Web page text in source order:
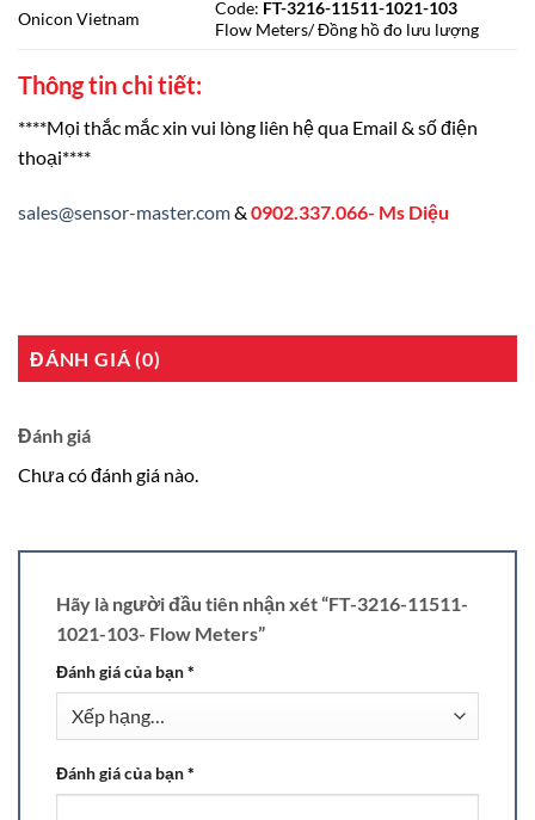
Onicon Vietnam
Code: FT-3216-11511-1021-103
Flow Meters/ Đồng hồ đo lưu lượng
Thông tin chi tiết:
****Mọi thắc mắc xin vui lòng liên hệ qua Email & số điện
thoại****
sales@sensor-master.com& 0902.337.066- Ms Diệu
ĐÁNH GIÁ (0)
Đánh giá
Chưa có đánh giá nào.
Hãy là người đầu tiên nhận xét “FT-3216-11511-
1021-103- Flow Meters”
Đánh giá của bạn*
Đánh giá của bạn*